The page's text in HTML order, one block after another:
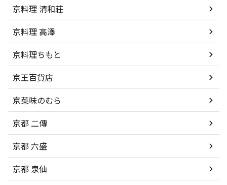
京料理 清和荘
京料理 高澤
京料理ちもと
京王百貨店
京菜味のむら
京都 二傳
京都 六盛
京都 泉仙